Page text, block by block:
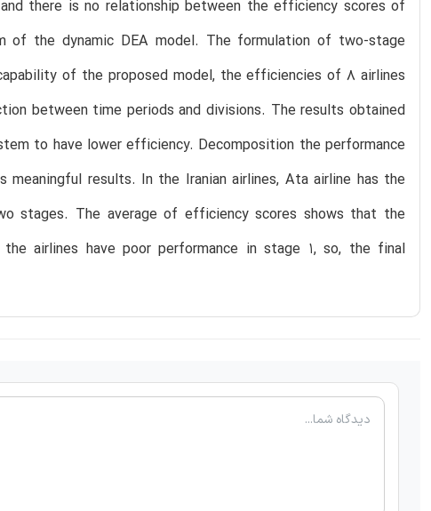
there is no relationship between the efficiency scores of
of the dynamic DEA model. The formulation of two-stage
of the proposed model, the efficiencies of 8 airlines
between time periods and divisions. The results obtained
to have lower efficiency. Decomposition the performance
results. In the Iranian airlines, Ata airline has the
stages. The average of efficiency scores shows that the
airlines have poor performance in stage 1, so, the final